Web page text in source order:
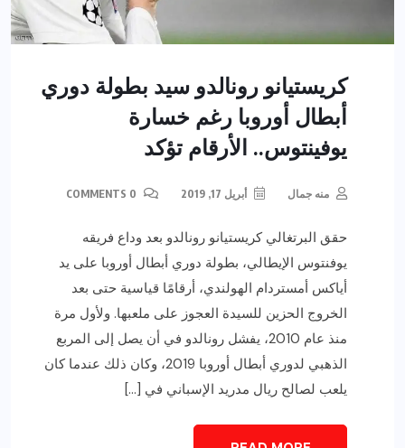
كريستيانو رونالدو سيد بطولة دوري
أبطال أوروبا رغم خسارة
يوفينتوس.. الأرقام تؤكد
منه جمال أبريل 17, 2019
حقق البرتغالي كريستيانو رونالدو بعد وداع فريقه
يوفنتوس الإيطالي، بطولة دوري أبطال أوروبا على يد
أياكس أمستردام الهولندي، أرقامًا قياسية حتى بعد
الخروج الحزين للسيدة العجوز على ملعبها. ولأول مرة
منذ عام 2010، يفشل رونالدو في أن يصل إلى المربع
الذهبي لدوري أبطال أوروبا 2019، وكان ذلك عندما كان
يلعب لصالح ريال مدريد الإسباني في […]